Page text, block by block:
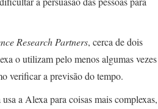
Research Partners, cerca de dois
o utilizam pelo menos algumas vezes
verificar a previsão do tempo.
a Alexa para coisas mais complexas,